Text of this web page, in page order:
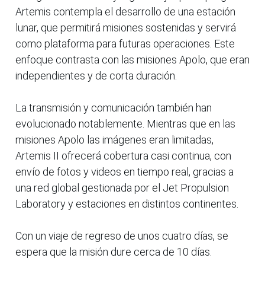
Artemis contempla el desarrollo de una estación
lunar, que permitirá misiones sostenidas y servirá
como plataforma para futuras operaciones. Este
enfoque contrasta con las misiones Apolo, que eran
independientes y de corta duración.
La transmisión y comunicación también han
evolucionado notablemente. Mientras que en las
misiones Apolo las imágenes eran limitadas,
Artemis II ofrecerá cobertura casi continua, con
envío de fotos y videos en tiempo real, gracias a
una red global gestionada por el Jet Propulsion
Laboratory y estaciones en distintos continentes.
Con un viaje de regreso de unos cuatro días, se
espera que la misión dure cerca de 10 días.